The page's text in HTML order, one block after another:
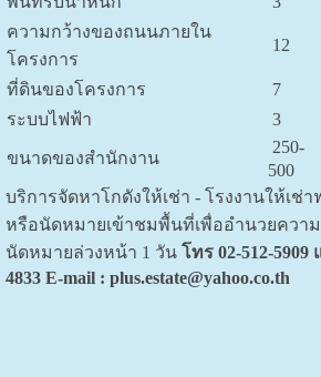
ความกว้างของถนนภายใน
โครงการ
12
ที่ดินของโครงการ 7
ระบบไฟฟ้า
3
ขนาดของสำนักงาน
250-
500
บริการจัดหาโกดังให้เช่า - โรงงานให้เช่
หรือนัดหมายเข้าชมพื้นที่เพื่ออำนวยควา
นัดหมายล่วงหน้า 1 วัน โทร 02-512-5909
4833 E-mail : plus.estate@yahoo.co.th